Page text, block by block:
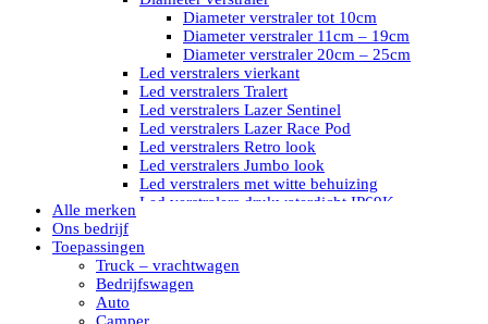
Diameter verstraler tot 10cm
Diameter verstraler 11cm – 19cm
Diameter verstraler 20cm – 25cm
Led verstralers vierkant
Led verstralers Tralert
Led verstralers Lazer Sentinel
Led verstralers Lazer Race Pod
Led verstralers Retro look
Led verstralers Jumbo look
Led verstralers met witte behuizing
Led verstralers drukwaterdicht IP69K
LED WERKLAMPEN
Model werklamp
Led werklamp vierkant
Alle merken
Ons bedrijf
Toepassingen
Truck – vrachtwagen
Bedrijfswagen
Auto